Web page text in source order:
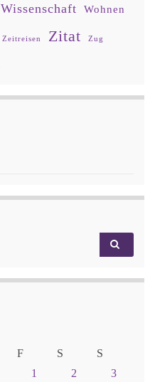
Wissenschaft Wohnen
Zeitreisen Zitat Zug
F S
S
1
2
3